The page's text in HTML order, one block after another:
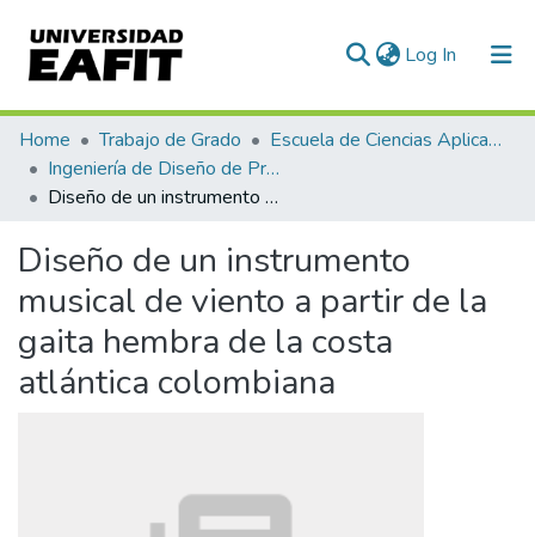
Log In (current)
Communities & Collections
All of DSpace
Home Trabajo de Grado
Escuela de Ciencias Aplicadas e Ingeniería
Ingeniería de Diseño de Producto (trabajo de grado)
Diseño de un instrumento musical de viento a partir de la gaita hembra de la costa atlántica colombiana
Diseño de un instrumento
musical de viento a partir de la
gaita hembra de la costa
atlántica colombiana